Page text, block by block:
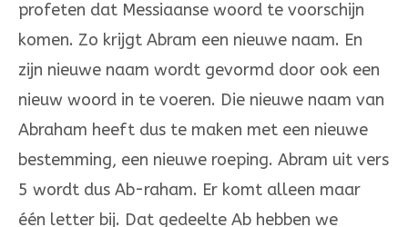
profeten dat Messiaanse woord te voorschijn
komen. Zo krijgt Abram een nieuwe naam. En
zijn nieuwe naam wordt gevormd door ook een
nieuw woord in te voe­ren. Die nieuwe naam van
Abra­ham heeft dus te maken met een nieuwe
bestemming, een nieuwe roe­ping. Abram uit vers
5 wordt dus Ab-raham. Er komt alleen maar
één letter bij. Dat gedeelte Ab hebben we